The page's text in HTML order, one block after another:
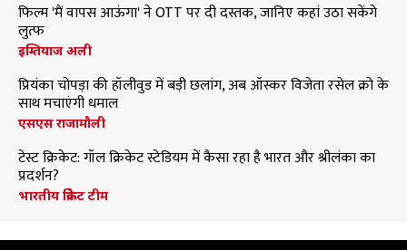
फिल्म 'मैं वापस आऊंगा' ने OTT पर दी दस्तक, जानिए कहां उठा सकेंगे
लुत्फ
इम्तियाज अली
प्रियंका चोपड़ा की हॉलीवुड में बड़ी छलांग, अब ऑस्कर विजेता रसेल क्रो के
साथ मचाएंगी धमाल
एसएस राजामौली
टेस्ट क्रिकेट: गॉल क्रिकेट स्टेडियम में कैसा रहा है भारत और श्रीलंका का
प्रदर्शन?
भारतीय क्रिकेट टीम